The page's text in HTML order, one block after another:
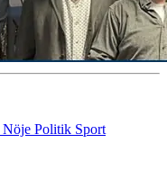
Nöje Politik Sport